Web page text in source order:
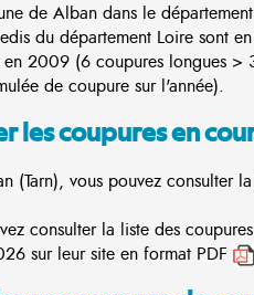
de Alban dans le
du département Loire sont
2009 (6 coupures longues >
de coupure sur l'année).
les coupures en
(Tarn), vous pouvez consulter
consulter la liste des
sur leur site en format PDF